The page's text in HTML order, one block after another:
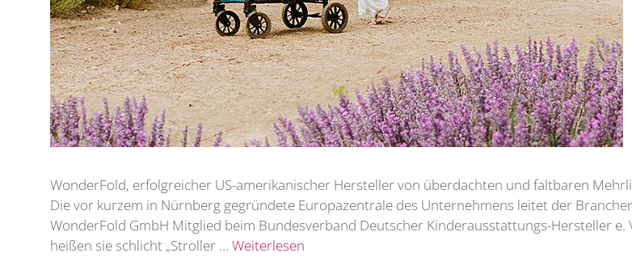
WonderFold, erfolgreicher US-amerikanischer Hersteller von überdachten und faltbaren
Die vor kurzem in Nürnberg gegründete Europazentrale des Unternehmens leitet der
WonderFold GmbH Mitglied beim Bundesverband Deutscher Kinderausstattungs-Hersteller e.
heißen sie schlicht „Stroller … Weiterlesen